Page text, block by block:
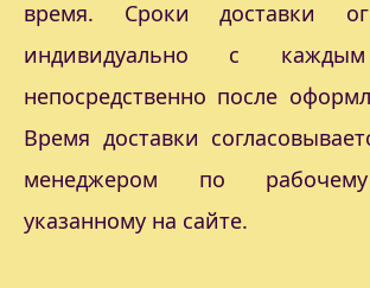
время. Сроки доставки
индивидуально с
непосредственно после
Время доставки
менеджером по
указанному на сайте.